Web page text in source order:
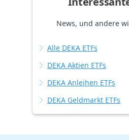
News, und andere
Alle DEKA ETFs
DEKA Aktien ETFs
DEKA Anleihen ETFs
DEKA Geldmarkt ETFs